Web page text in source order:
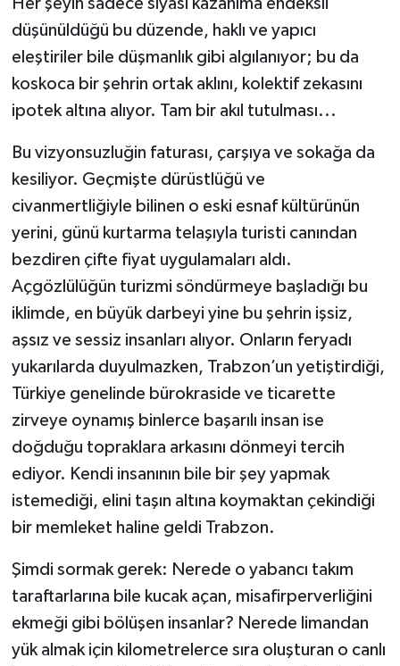
düşünüldüğü bu düzende, haklı ve yapıcı
eleştiriler bile düşmanlık gibi algılanıyor; bu da
koskoca bir şehrin ortak aklını, kolektif zekasını
ipotek altına alıyor. Tam bir akıl tutulması...
Bu vizyonsuzluğin faturası, çarşıya ve sokağa da
kesiliyor. Geçmişte dürüstlüğü ve
civanmertliğiyle bilinen o eski esnaf kültürünün
yerini, günü kurtarma telaşıyla turisti canından
bezdiren çifte fiyat uygulamaları aldı.
Açgözlülüğün turizmi söndürmeye başladığı bu
iklimde, en büyük darbeyi yine bu şehrin işsiz,
aşsız ve sessiz insanları alıyor. Onların feryadı
yukarılarda duyulmazken, Trabzon’un yetiştirdiği,
Türkiye genelinde bürokraside ve ticarette
zirveye oynamış binlerce başarılı insan ise
doğduğu topraklara arkasını dönmeyi tercih
ediyor. Kendi insanının bile bir şey yapmak
istemediği, elini taşın altına koymaktan çekindiği
bir memleket haline geldi Trabzon.
Şimdi sormak gerek: Nerede o yabancı takım
taraftarlarına bile kucak açan, misafirperverliğini
ekmeği gibi bölüşen insanlar? Nerede limandan
yük almak için kilometrelerce sıra oluşturan o canlı